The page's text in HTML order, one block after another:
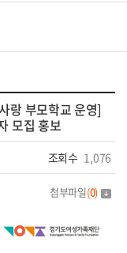
랑 부모학교 운영]
모집 홍보
조회수 1,076
첨부파일(0)